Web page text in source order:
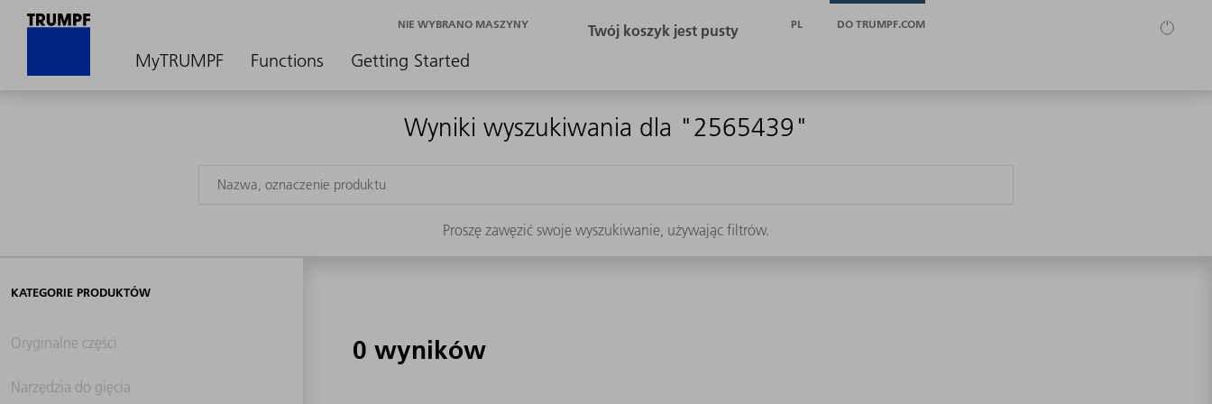
MyTRUMPF Functions Getting Started
NIE WYBRANO MASZYNY PL DO TRUMPF.COM
Wyniki wyszukiwania dla "2565439"
Proszę zawęzić swoje wyszukiwanie, używając filtrów.
KATEGORIE PRODUKTÓW
Oryginalne części
Narzędzia do gięcia
0 wyników